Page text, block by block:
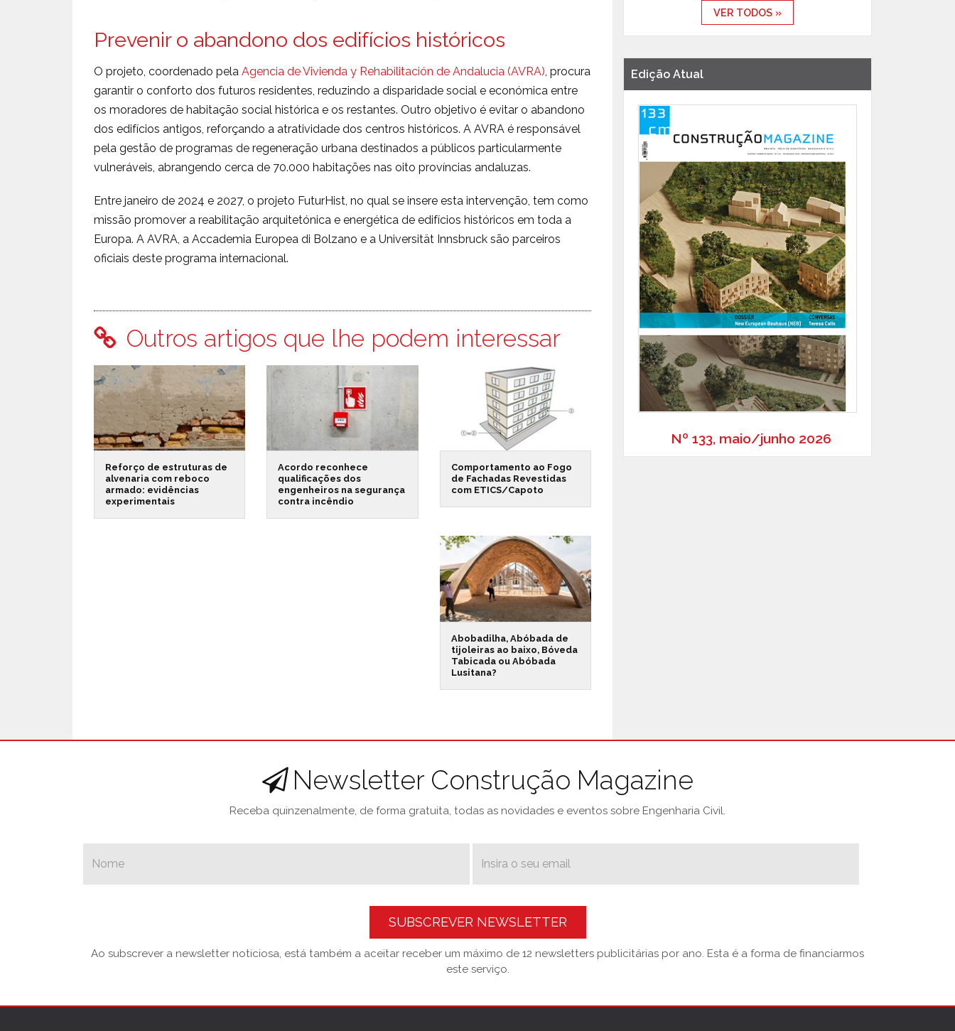
Prevenir o abandono dos edifícios históricos
O projeto, coordenado pela Agencia de Vivienda y Rehabilitación de Andalucia (AVRA), procura
garantir o conforto dos futuros residentes, reduzindo a disparidade social e económica entre
os moradores de habitação social histórica e os restantes. Outro objetivo é evitar o abandono
dos edifícios antigos, reforçando a atratividade dos centros históricos. A AVRA é responsável
pela gestão de programas de regeneração urbana destinados a públicos particularmente
vulneráveis, abrangendo cerca de 70.000 habitações nas oito províncias andaluzas.
Entre janeiro de 2024 e 2027, o projeto FuturHist, no qual se insere esta intervenção, tem como
missão promover a reabilitação arquitetónica e energética de edifícios históricos em toda a
Europa. A AVRA, a Accademia Europea di Bolzano e a Universität Innsbruck são parceiros
oficiais deste programa internacional.
Outros artigos que lhe podem interessar
Reforço de estruturas de
alvenaria com reboco
armado: evidências
experimentais
Acordo reconhece
qualificações dos
engenheiros na segurança
contra incêndio
Comportamento ao Fogo
de Fachadas Revestidas
com ETICS/Capoto
Abobadilha, Abóbada de
tijoleiras ao baixo, Bóveda
Tabicada ou Abóbada
Lusitana?
VER TODOS »
Edição Atual
Nº 133, maio/junho 2026
Newsletter Construção Magazine
Receba quinzenalmente, de forma gratuita, todas as novidades e eventos sobre Engenharia Civil.
SUBSCREVER NEWSLETTER
Ao subscrever a newsletter noticiosa, está também a aceitar receber um máximo de 12 newsletters publicitárias por ano. Esta é a forma de financiarmos
este serviço.